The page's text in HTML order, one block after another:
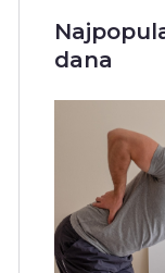
dana